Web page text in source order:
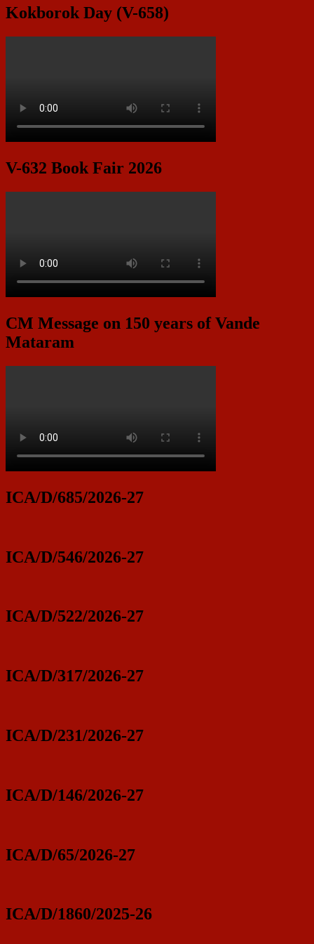
Kokborok Day (V-658)
V-632 Book Fair 2026
CM Message on 150 years of Vande
Mataram
ICA/D/685/2026-27
ICA/D/546/2026-27
ICA/D/522/2026-27
ICA/D/317/2026-27
ICA/D/231/2026-27
ICA/D/146/2026-27
ICA/D/65/2026-27
ICA/D/1860/2025-26